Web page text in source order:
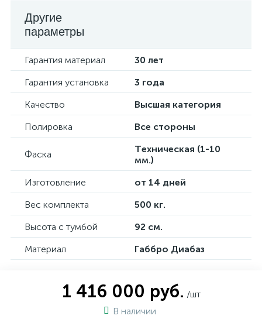
Другие
параметры
Гарантия материал 30 лет
Гарантия установка 3 года
Качество Высшая категория
Полировка Все стороны
Фаска
Техническая (1-10
мм.)
Изготовление от 14 дней
Вес комплекта 500 кг.
Высота с тумбой 92 см.
Материал Габбро Диабаз
1 416 000 руб. /шт
В наличии